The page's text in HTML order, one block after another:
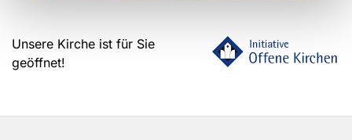
Unsere Kirche ist für Sie
geöffnet!